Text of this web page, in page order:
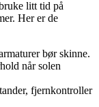
litt tid på
Her er de
bør skinne.
når solen
fjernkontroller